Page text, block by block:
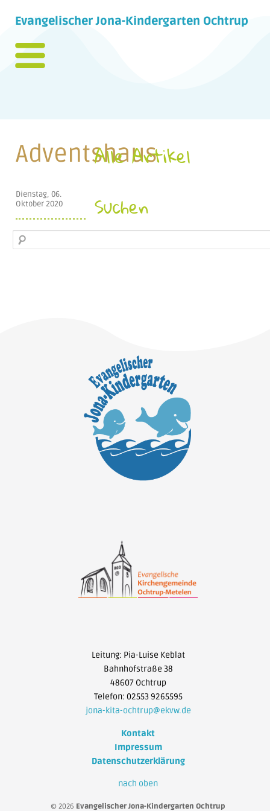
Evangelischer Jona-Kindergarten Ochtrup
Adventshaus
Dienstag, 06.
Oktober 2020
Alle Artikel
Suchen
Leitung: Pia-Luise Keblat
Bahnhofstraße 38
48607 Ochtrup
Telefon: 02553 9265595
jona-kita-ochtrup@ekvw.de
Kontakt
Impressum
Datenschutzerklärung
nach oben
© 2026 Evangelischer Jona-Kindergarten Ochtrup